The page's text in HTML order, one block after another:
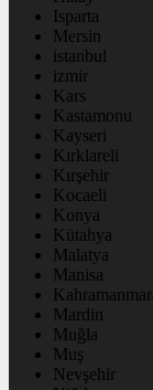
Isparta
Mersin
istanbul
izmir
Kars
Kastamonu
Kayseri
Kırklareli
Kırşehir
Kocaeli
Konya
Kütahya
Malatya
Manisa
Mardin
Muğla
Muş
Nevşehir